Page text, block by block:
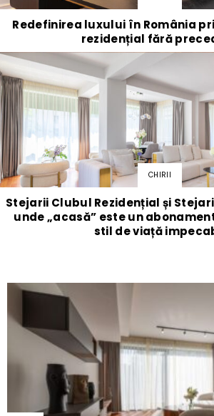
Redefinirea luxului în România
rezidențial fără
CHIRII
Stejarii Clubul Rezidențial și
unde „acasă” este un
stil de viață